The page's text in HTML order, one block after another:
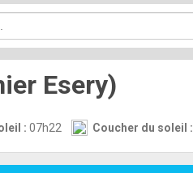
Esery)
: 07h22 Coucher du soleil :